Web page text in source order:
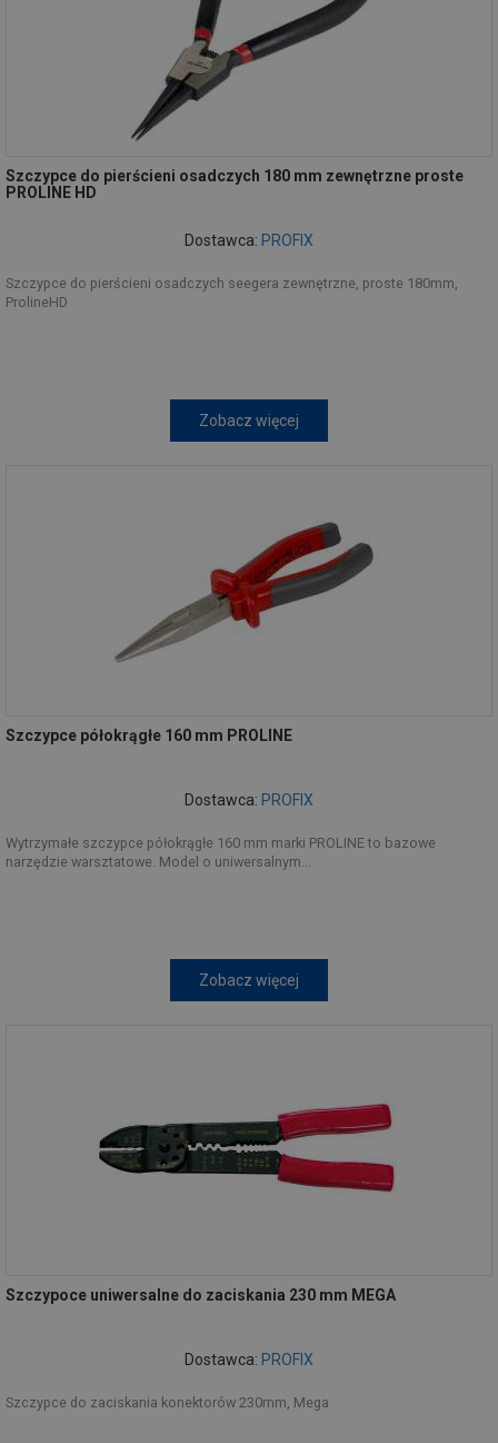
Szczypce do pierścieni osadczych 180 mm zewnętrzne proste
PROLINE HD
Dostawca: PROFIX
Szczypce do pierścieni osadczych seegera zewnętrzne, proste 180mm,
ProlineHD
Zobacz więcej
Szczypce półokrągłe 160 mm PROLINE
Dostawca: PROFIX
Wytrzymałe szczypce półokrągłe 160 mm marki PROLINE to bazowe
narzędzie warsztatowe. Model o uniwersalnym...
Zobacz więcej
Szczypoce uniwersalne do zaciskania 230 mm MEGA
Dostawca: PROFIX
Szczypce do zaciskania konektorów 230mm, Mega